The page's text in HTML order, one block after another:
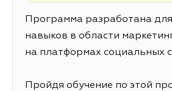
Программа разработана
навыков в области
на платформах социальных
Пройдя обучение по этой